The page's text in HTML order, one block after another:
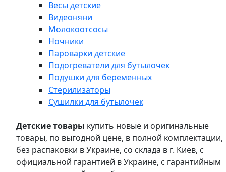
Весы детские
Видеоняни
Молокоотсосы
Ночники
Пароварки детские
Подогреватели для бутылочек
Подушки для беременных
Стерилизаторы
Сушилки для бутылочек
Детские товары купить новые и оригинальные
товары, по выгодной цене, в полной комплектации,
без распаковки в Украине, со склада в г. Киев, с
официальной гарантией в Украине, с гарантийным